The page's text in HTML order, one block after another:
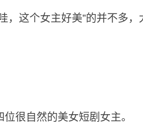
，这个女主好美”的并不多
很自然的美女短剧女主。